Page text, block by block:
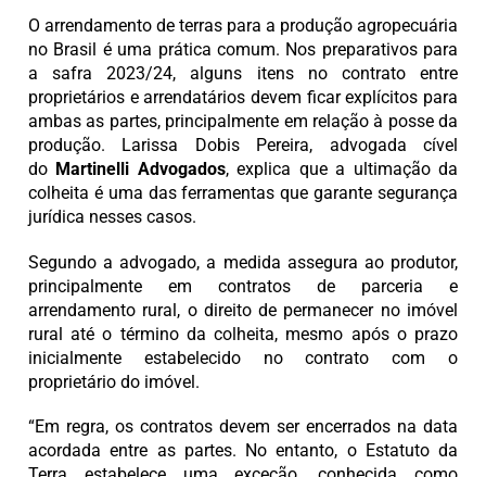
O arrendamento de terras para a produção agropecuária
no Brasil é uma prática comum. Nos preparativos para
a safra 2023/24, alguns itens no contrato entre
proprietários e arrendatários devem ficar explícitos para
ambas as partes, principalmente em relação à posse da
produção. Larissa Dobis Pereira, advogada cível
do Martinelli Advogados, explica que a ultimação da
colheita é uma das ferramentas que garante segurança
jurídica nesses casos.
Segundo a advogado, a medida assegura ao produtor,
principalmente em contratos de parceria e
arrendamento rural, o direito de permanecer no imóvel
rural até o término da colheita, mesmo após o prazo
inicialmente estabelecido no contrato com o
proprietário do imóvel.
“Em regra, os contratos devem ser encerrados na data
acordada entre as partes. No entanto, o Estatuto da